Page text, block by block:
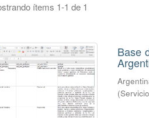
ítems 1-1 de 1
Base
(